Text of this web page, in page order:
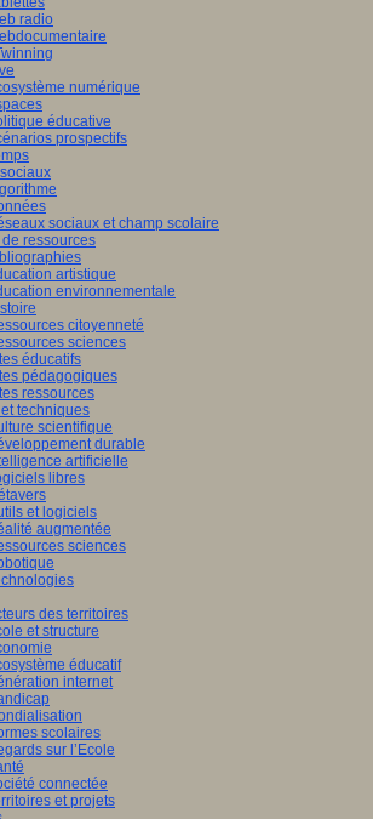
radio
numérique
éducative
prospectifs
sociaux et champ scolaire
ressources
artistique
environnementale
citoyenneté
sciences
éducatifs
pédagogiques
ressources
techniques
scientifique
durable
artificielle
libres
et logiciels
augmentée
sciences
des territoires
et structure
éducatif
internet
scolaires
sur l’Ecole
connectée
et projets